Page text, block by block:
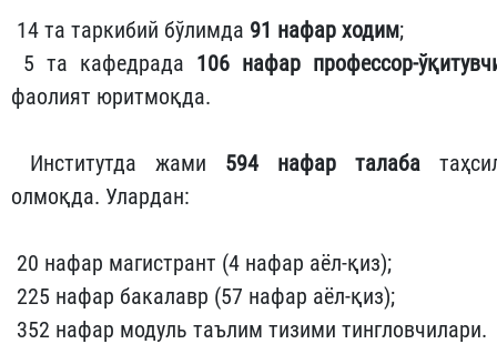
14 та таркибий бўлимда 91 нафар ходим;
5 та кафедрада 106 нафар профессор-
фаолият юритмоқда.
Институтда жами 594 нафар талаба
олмоқда. Улардан:
20 нафар магистрант (4 нафар аёл-қиз);
225 нафар бакалавр (57 нафар аёл-қиз);
352 нафар модуль таълим тизими тингловчилари.